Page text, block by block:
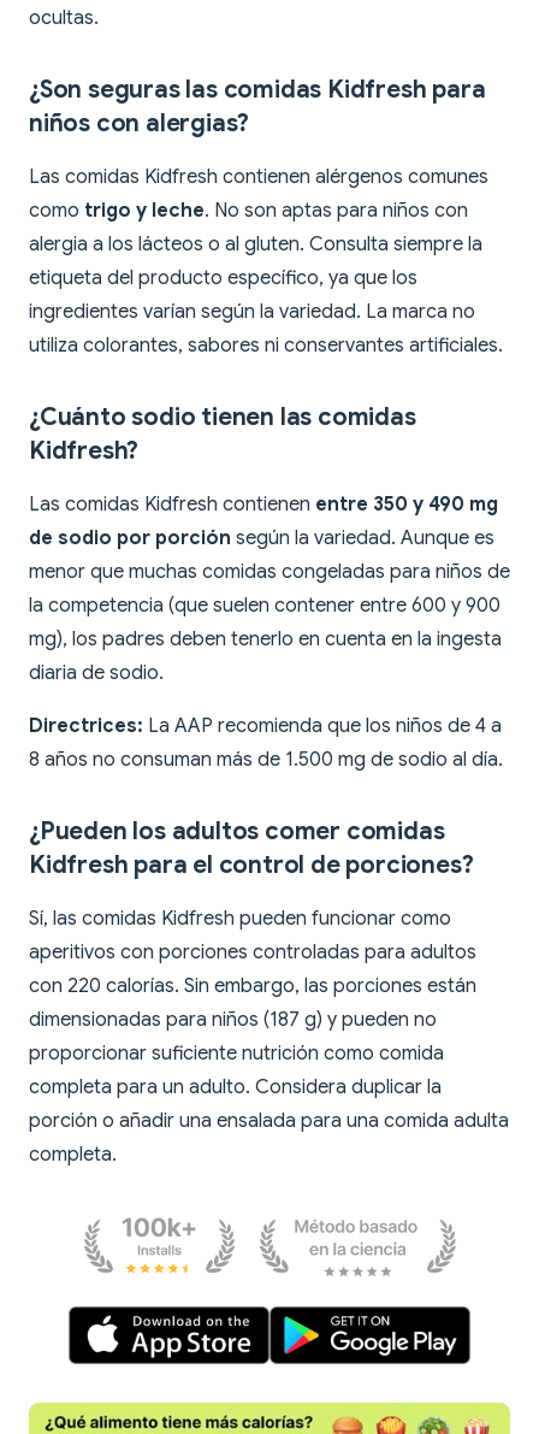
ocultas.
¿Son seguras las comidas Kidfresh para
niños con alergias?
Las comidas Kidfresh contienen alérgenos comunes
como trigo y leche. No son aptas para niños con
alergia a los lácteos o al gluten. Consulta siempre la
etiqueta del producto específico, ya que los
ingredientes varían según la variedad. La marca no
utiliza colorantes, sabores ni conservantes artificiales.
¿Cuánto sodio tienen las comidas
Kidfresh?
Las comidas Kidfresh contienen entre 350 y 490 mg
de sodio por porción según la variedad. Aunque es
menor que muchas comidas congeladas para niños de
la competencia (que suelen contener entre 600 y 900
mg), los padres deben tenerlo en cuenta en la ingesta
diaria de sodio.
Directrices: La AAP recomienda que los niños de 4 a
8 años no consuman más de 1.500 mg de sodio al día.
¿Pueden los adultos comer comidas
Kidfresh para el control de porciones?
Sí, las comidas Kidfresh pueden funcionar como
aperitivos con porciones controladas para adultos
con 220 calorías. Sin embargo, las porciones están
dimensionadas para niños (187 g) y pueden no
proporcionar suficiente nutrición como comida
completa para un adulto. Considera duplicar la
porción o añadir una ensalada para una comida adulta
completa.